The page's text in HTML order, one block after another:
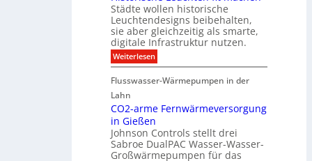
k
t
i
n
d
e
r
n
r
a
s
t
r
u
K
N
X
-
I
n
t
g
a
t
i
o
n
r
S
o
n
n
e
n
c
t
z
u
a
l
i
s
i
e
r
g
u
n
d
P
r
Städte wollen historische
Leuchtendesigns beibehalten,
sie aber gleichzeitig als smarte,
digitale Infrastruktur nutzen.
Weiterlesen:
H
s
r
i
s
c
h
Flusswasser-Wärmepumpen in der
Lahn
CO2-arme Fernwärmeversorgung
in Gießen
Johnson Controls stellt drei
Sabroe DualPAC Wasser-Wasser-
Großwärmepumpen für das